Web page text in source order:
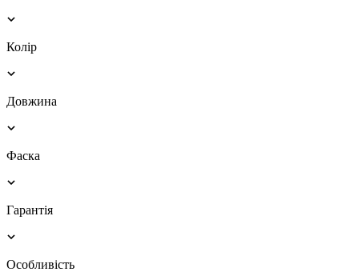
Колір
Довжина
Фаска
Гарантія
Особливість